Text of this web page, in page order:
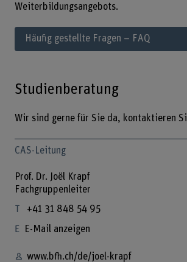
Weiterbildungsangebots.
Häufig gestellte Fragen – FAQ
Studienberatung
Wir sind gerne für Sie da, kontaktieren
CAS-Leitung
Prof. Dr. Joël Krapf
Fachgruppenleiter
+41 31 848 54 95
E-Mail anzeigen
www.bfh.ch/de/joel-krapf